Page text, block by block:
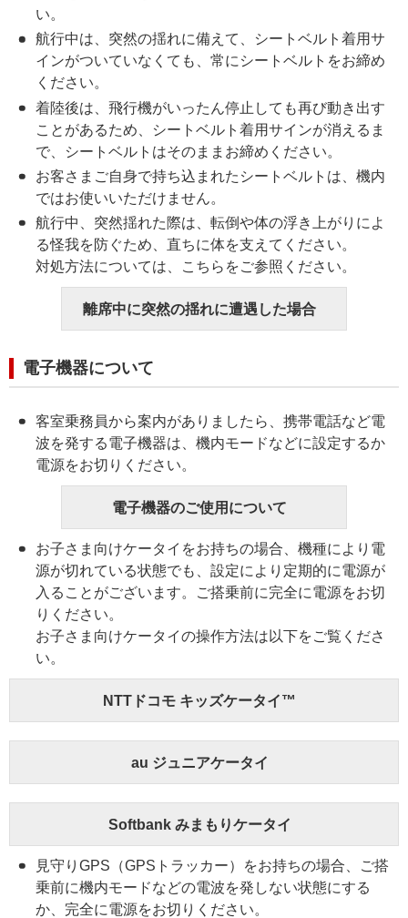
い。
航行中は、突然の揺れに備えて、シートベルト着用サ
インがついていなくても、常にシートベルトをお締め
ください。
着陸後は、飛行機がいったん停止しても再び動き出す
ことがあるため、シートベルト着用サインが消えるま
で、シートベルトはそのままお締めください。
お客さまご自身で持ち込まれたシートベルトは、機内
ではお使いいただけません。
航行中、突然揺れた際は、転倒や体の浮き上がりによ
る怪我を防ぐため、直ちに体を支えてください。
対処方法については、こちらをご参照ください。
離席中に突然の揺れに遭遇した場合
電子機器について
客室乗務員から案内がありましたら、携帯電話など電
波を発する電子機器は、機内モードなどに設定するか
電源をお切りください。
電子機器のご使用について
お子さま向けケータイをお持ちの場合、機種により電
源が切れている状態でも、設定により定期的に電源が
入ることがございます。ご搭乗前に完全に電源をお切
りください。
お子さま向けケータイの操作方法は以下をご覧くださ
い。
NTTドコモ キッズケータイ™
au ジュニアケータイ
Softbank みまもりケータイ
見守りGPS（GPSトラッカー）をお持ちの場合、ご搭
乗前に機内モードなどの電波を発しない状態にする
か、完全に電源をお切りください。